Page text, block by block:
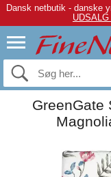
Dansk netbutik - danske
GreenGate